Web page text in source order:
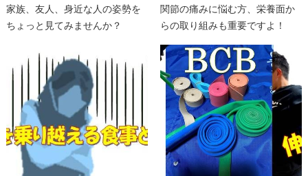
家族、友人、身近な人の姿勢を
ちょっと見てみませんか？
関節の痛みに悩む方、栄養面か
らの取り組みも重要ですよ！